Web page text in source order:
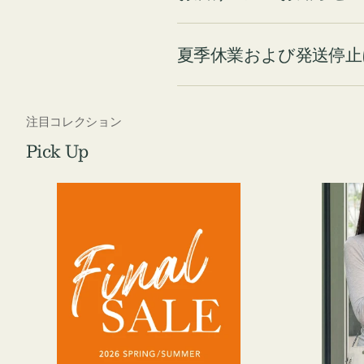
夏季休業および発送停
注目コレクション
Pick Up